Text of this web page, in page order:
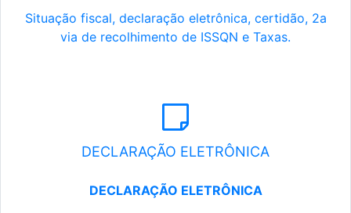
Situação fiscal, declaração eletrônica, certidão, 2a
via de recolhimento de ISSQN e Taxas.
DECLARAÇÃO ELETRÔNICA
DECLARAÇÃO ELETRÔNICA